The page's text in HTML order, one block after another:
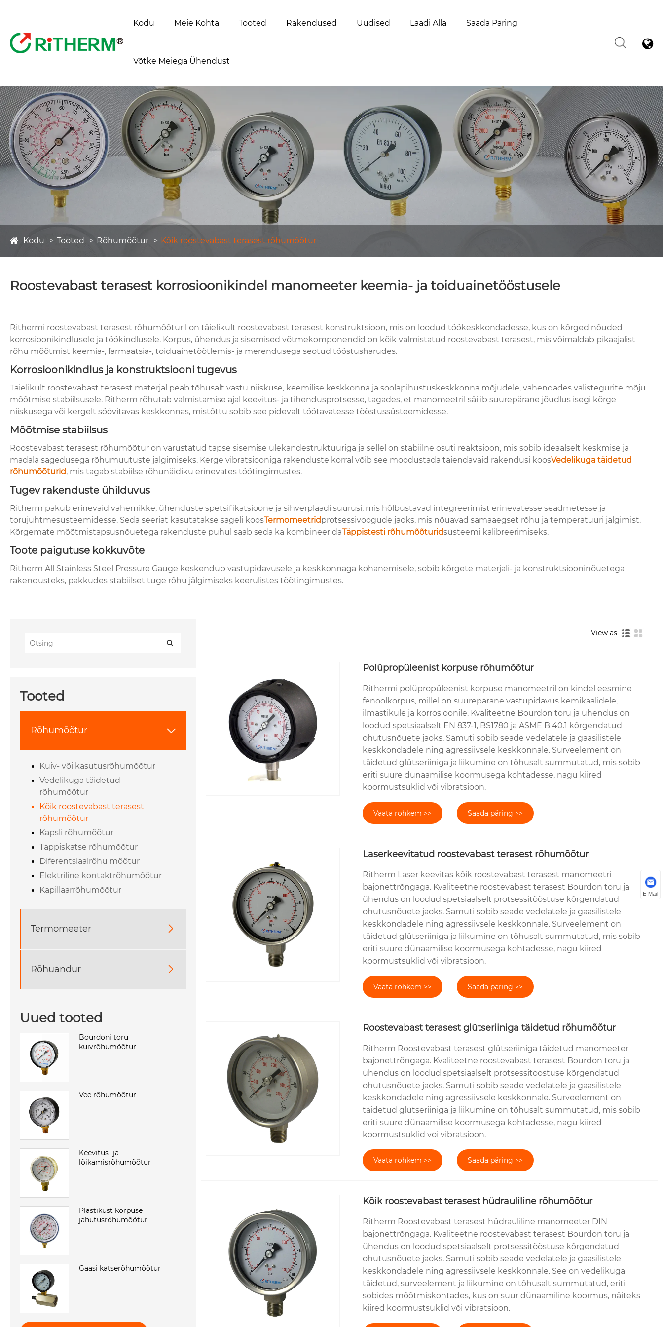
Kodu Meie Kohta Tooted Rakendused Uudised Laadi Alla Saada Päring
Võtke Meiega Ühendust
Kodu Tooted Rõhumõõtur Kõik roostevabast terasest rõhumõõtur
Roostevabast terasest korrosioonikindel manomeeter keemia- ja toiduainetööstusele
Rithermi roostevabast terasest rõhumõõturil on täielikult roostevabast terasest konstruktsioon, mis on loodud töökeskkondadesse, kus on kõrged nõuded
korrosioonikindlusele ja töökindlusele. Korpus, ühendus ja sisemised võtmekomponendid on kõik valmistatud roostevabast terasest, mis võimaldab pikaajalist
rõhu mõõtmist keemia-, farmaatsia-, toiduainetöötlemis- ja merendusega seotud tööstusharudes.
Korrosioonikindlus ja konstruktsiooni tugevus
Täielikult roostevabast terasest materjal peab tõhusalt vastu niiskuse, keemilise keskkonna ja soolapihustuskeskkonna mõjudele, vähendades välistegurite mõju
mõõtmise stabiilsusele. Ritherm rõhutab valmistamise ajal keevitus- ja tihendusprotsesse, tagades, et manomeetril säilib suurepärane jõudlus isegi kõrge
niiskusega või kergelt söövitavas keskkonnas, mistõttu sobib see pidevalt töötavatesse tööstussüsteemidesse.
Mõõtmise stabiilsus
Roostevabast terasest rõhumõõtur on varustatud täpse sisemise ülekandestruktuuriga ja sellel on stabiilne osuti reaktsioon, mis sobib ideaalselt keskmise ja
madala sagedusega rõhumuutuste jälgimiseks. Kerge vibratsiooniga rakenduste korral võib see moodustada täiendavaid rakendusi koosVedelikuga täidetud
rõhumõõturid, mis tagab stabiilse rõhunäidiku erinevates töötingimustes.
Tugev rakenduste ühilduvus
Ritherm pakub erinevaid vahemikke, ühenduste spetsifikatsioone ja sihverplaadi suurusi, mis hõlbustavad integreerimist erinevatesse seadmetesse ja
torujuhtmesüsteemidesse. Seda seeriat kasutatakse sageli koosTermomeetridprotsessivoogude jaoks, mis nõuavad samaaegset rõhu ja temperatuuri jälgimist.
Kõrgemate mõõtmistäpsusnõuetega rakenduste puhul saab seda ka kombineeridaTäppistesti rõhumõõturidsüsteemi kalibreerimiseks.
Toote paigutuse kokkuvõte
Ritherm All Stainless Steel Pressure Gauge keskendub vastupidavusele ja keskkonnaga kohanemisele, sobib kõrgete materjali- ja konstruktsiooninõuetega
rakendusteks, pakkudes stabiilset tuge rõhu jälgimiseks keerulistes töötingimustes.
Tooted
Rõhumõõtur 
Kuiv- või kasutusrõhumõõtur
Vedelikuga täidetud
rõhumõõtur
Kõik roostevabast terasest
rõhumõõtur
Kapsli rõhumõõtur
Täppiskatse rõhumõõtur
Diferentsiaalrõhu mõõtur
Elektriline kontaktrõhumõõtur
Kapillaarrõhumõõtur
Termomeeter 
Rõhuandur 
Uued tooted
Bourdoni toru
kuivrõhumõõtur
Vee rõhumõõtur
Keevitus- ja
lõikamisrõhumõõtur
Plastikust korpuse
jahutusrõhumõõtur
Gaasi katserõhumõõtur
View as
Polüpropüleenist korpuse rõhumõõtur
Rithermi polüpropüleenist korpuse manomeetril on kindel eesmine
fenoolkorpus, millel on suurepärane vastupidavus kemikaalidele,
ilmastikule ja korrosioonile. Kvaliteetne Bourdon toru ja ühendus on
loodud spetsiaalselt EN 837-1, BS1780 ja ASME B 40.1 kõrgendatud
ohutusnõuete jaoks. Samuti sobib seade vedelatele ja gaasilistele
keskkondadele ning agressiivsele keskkonnale. Surveelement on
täidetud glütseriiniga ja liikumine on tõhusalt summutatud, mis sobib
eriti suure dünaamilise koormusega kohtadesse, nagu kiired
koormustsüklid või vibratsioon.
Vaata rohkem >> Saada päring >>
Laserkeevitatud roostevabast terasest rõhumõõtur
Ritherm Laser keevitas kõik roostevabast terasest manomeetri
bajonettrõngaga. Kvaliteetne roostevabast terasest Bourdon toru ja
ühendus on loodud spetsiaalselt protsessitööstuse kõrgendatud
ohutusnõuete jaoks. Samuti sobib seade vedelatele ja gaasilistele
keskkondadele ning agressiivsele keskkonnale. Surveelement on
täidetud glütseriiniga ja liikumine on tõhusalt summutatud, mis sobib
eriti suure dünaamilise koormusega kohtadesse, nagu kiired
koormustsüklid või vibratsioon.
Vaata rohkem >> Saada päring >>
Roostevabast terasest glütseriiniga täidetud rõhumõõtur
Ritherm Roostevabast terasest glütseriiniga täidetud manomeeter
bajonettrõngaga. Kvaliteetne roostevabast terasest Bourdon toru ja
ühendus on loodud spetsiaalselt protsessitööstuse kõrgendatud
ohutusnõuete jaoks. Samuti sobib seade vedelatele ja gaasilistele
keskkondadele ning agressiivsele keskkonnale. Surveelement on
täidetud glütseriiniga ja liikumine on tõhusalt summutatud, mis sobib
eriti suure dünaamilise koormusega kohtadesse, nagu kiired
koormustsüklid või vibratsioon.
Vaata rohkem >> Saada päring >>
Kõik roostevabast terasest hüdrauliline rõhumõõtur
Ritherm Roostevabast terasest hüdrauliline manomeeter DIN
bajonettrõngaga. Kvaliteetne roostevabast terasest Bourdon toru ja
ühendus on loodud spetsiaalselt protsessitööstuse kõrgendatud
ohutusnõuete jaoks. Samuti sobib seade vedelatele ja gaasilistele
keskkondadele ning agressiivsele keskkonnale. See on vedelikuga
täidetud, surveelement ja liikumine on tõhusalt summutatud, eriti
sobides mõõtmiskohtades, kus on suur dünaamiline koormus, näiteks
kiired koormustsüklid või vibratsioon.
E-Mail